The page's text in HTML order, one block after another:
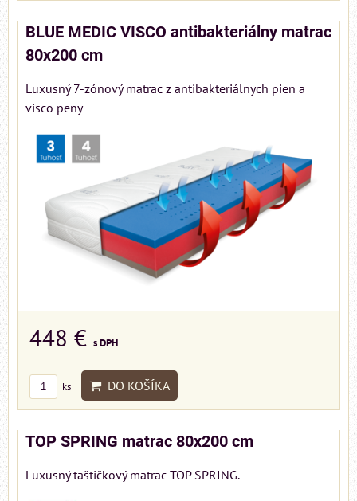
BLUE MEDIC VISCO antibakteriálny matrac
80x200 cm
Luxusný 7-zónový matrac z antibakteriálnych pien a
visco peny
448 € s DPH
ks DO KOŠÍKA
TOP SPRING matrac 80x200 cm
Luxusný taštičkový matrac TOP SPRING.